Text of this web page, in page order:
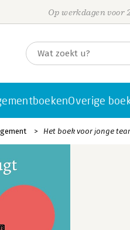
Op werkdagen voor
Overige
Het boek voor jonge